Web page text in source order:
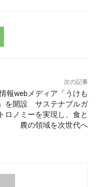
次の記事
報webメディア「うけも
を開設 サステナブルガ
ロノミーを実現し、食と
農の領域を次世代へ